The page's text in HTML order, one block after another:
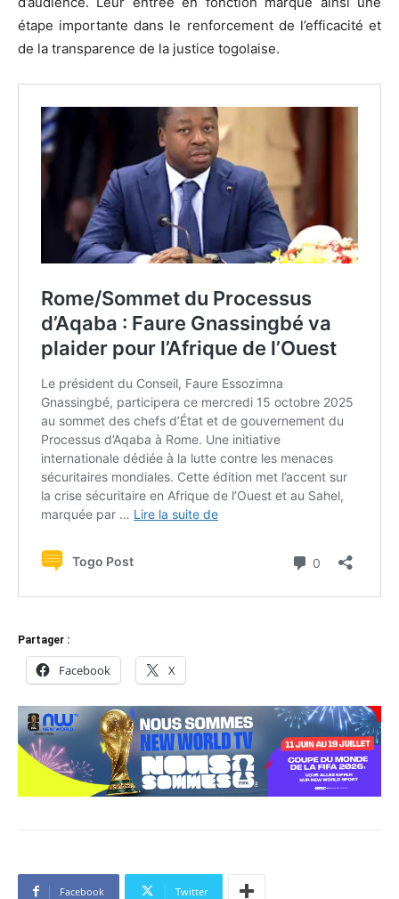
étape importante dans le renforcement de l’efficacité et
de la transparence de la justice togolaise.
Partager :
Facebook X
Facebook Twitter